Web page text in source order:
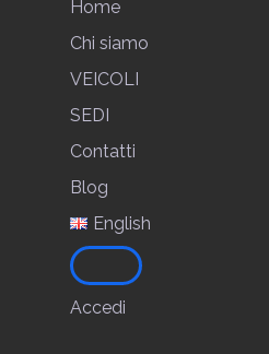
Home
Chi siamo
VEICOLI
SEDI
Contatti
Blog
English
Accedi